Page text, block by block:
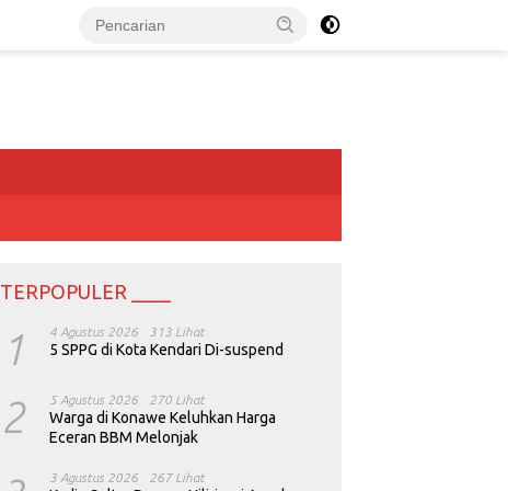
TERPOPULER ____
1 4 Agustus 2026 313 Lihat
5 SPPG di Kota Kendari Di-suspend
2 5 Agustus 2026 270 Lihat
Warga di Konawe Keluhkan Harga
Eceran BBM Melonjak
3 Agustus 2026 267 Lihat